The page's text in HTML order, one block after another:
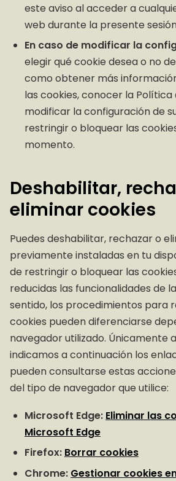
este aviso al acceder a
web durante la presente
En caso de modificar la
elegir qué cookie desea o no
como obtener más
las cookies, conocer la Política
modificar la configuración de
restringir o bloquear las
momento.
Deshabilitar,
eliminar cookies
Puedes deshabilitar, rechazar o
previamente instaladas en tu
de restringir o bloquear las
reducidas las funcionalidades de
sentido, los procedimientos para
cookies pueden diferenciarse
navegador utilizado. Únicamente
indicamos a continuación los
pueden consultarse estas
del tipo de navegador que utilice:
Microsoft Edge: Eliminar las
Microsoft Edge
Firefox: Borrar cookies
Chrome: Gestionar cookies